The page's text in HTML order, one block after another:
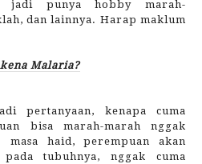
jadi punya hobby marah-
dan lainnya. Harap maklum
Malaria?
pertanyaan, kenapa cuma
bisa marah-marah nggak
masa haid, perempuan akan
tubuhnya, nggak cuma